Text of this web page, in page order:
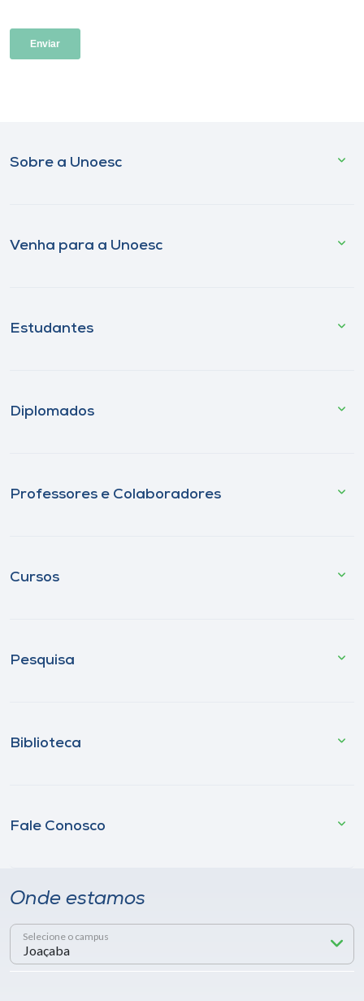
Sobre a Unoesc
Venha para a Unoesc
Estudantes
Diplomados
Professores e Colaboradores
Cursos
Pesquisa
Biblioteca
Fale Conosco
Onde estamos
Selecione o campus